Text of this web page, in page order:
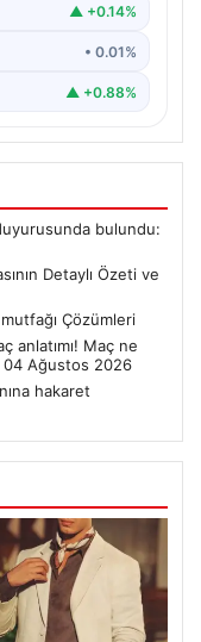
▲ +0.14%
• 0.01%
▲ +0.88%
bulundu:
Detaylı Özeti ve
Çözümleri
anlatımı! Maç ne
04 Ağustos 2026
hakaret